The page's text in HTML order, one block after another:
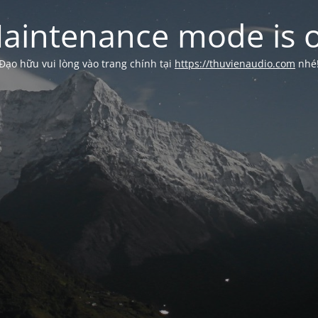
mode is
hữu vui lòng vào trang chính tại https://thuvienaudio.com